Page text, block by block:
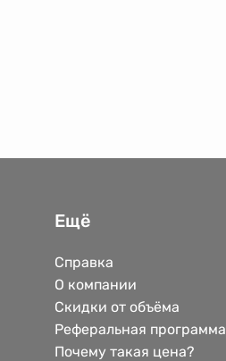
Ещё
Справка
О компании
Скидки от объёма
Реферальная программа
Почему такая цена?